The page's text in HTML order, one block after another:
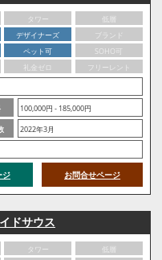
タワー
低層
デザイナーズ
ブランド
ペット可
SOHO可
礼金ゼロ
フリーレント
100,000円 - 185,000円
2022年3月
ジ お問合せページ
ドサウス
タワー
低層